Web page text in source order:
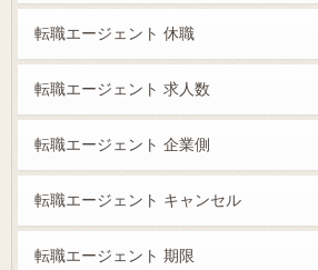
転職エージェント 休職
転職エージェント 求人数
転職エージェント 企業側
転職エージェント キャンセル
転職エージェント 期限